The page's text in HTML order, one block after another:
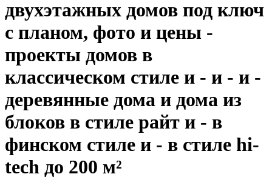
двухэтажных домов под ключ
с планом, фото и цены -
проекты домов в
классическом стиле и - и - и -
деревянные дома и дома из
блоков в стиле райт и - в
финском стиле и - в стиле hi-
tech до 200 м²